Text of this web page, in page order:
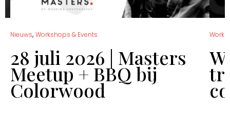
Nieuws, Workshops & Events
28 juli 2026 | Masters
Meetup + BBQ bij
Colorwood